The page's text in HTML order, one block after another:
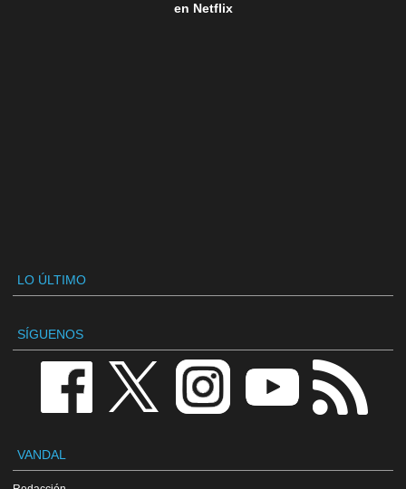
en Netflix
LO ÚLTIMO
SÍGUENOS
VANDAL